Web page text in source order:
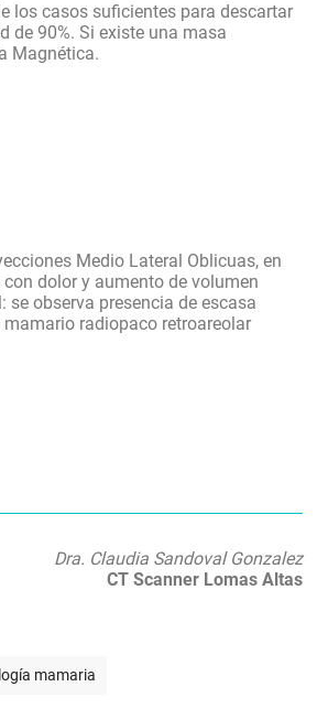
los casos suficientes para descartar
de 90%. Si existe una masa
Magnética.
Medio Lateral Oblicuas, en
dolor y aumento de volumen
se observa presencia de escasa
radiopaco retroareolar
Dra. Claudia Sandoval Gonzalez
CT Scanner Lomas Altas
mamaria